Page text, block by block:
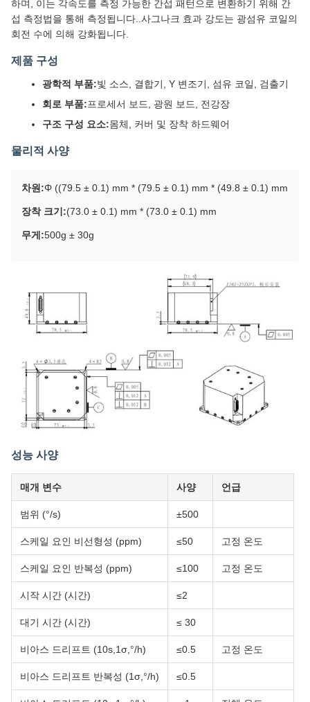
하며, 이는 각속도를 측정 가능한 간섭 패턴으로 변환하기 위해 간
섭 측정법을 통해 측정됩니다..사그나크 효과 강도는 광섬유 코일의
회전 수에 의해 강화됩니다.
제품 구성
광학적 부품:빛 소스, 결합기, Y 변조기, 섬유 코일, 검출기
회로 부품:프로세서 보드, 광원 보드, 전강장
구조 구성 요소:몸체, 커버 및 장착 하드웨어
물리적 사양
차원:Φ ((79.5 ± 0.1) mm * (79.5 ± 0.1) mm * (49.8 ± 0.1) mm
장착 크기:(73.0 ± 0.1) mm * (73.0 ± 0.1) mm
무게:500g ± 30g
성능 사양
매개 변수 사양 언급
범위 (°/s) ±500
스케일 요인 비선형성 (ppm) ≤50 고정 온도
스케일 요인 반복성 (ppm) ≤100 고정 온도
시작 시간 (시간) ≤2
대기 시간 (시간) ≤ 30
비아스 드리프트 (10s,1σ,°/h) ≤0.5 고정 온도
비아스 드리프트 반복성 (1σ,°/h) ≤0.5